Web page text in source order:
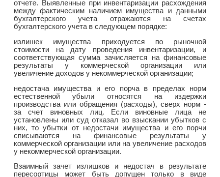
отчете. Выявленные при инвентаризации расхождения
между фактическим наличием имущества и данными
бухгалтерского учета отражаются на счетах
бухгалтерского учета в следующем порядке:
излишек имущества приходуется по рыночной
стоимости на дату проведения инвентаризации, и
соответствующая сумма зачисляется на финансовые
результаты у коммерческой организации или
увеличение доходов у некоммерческой организации;
недостача имущества и его порча в пределах норм
естественной убыли относятся на издержки
производства или обращения (расходы), сверх норм -
за счет виновных лиц. Если виновные лица не
установлены или суд отказал во взыскании убытков с
них, то убытки от недостачи имущества и его порчи
списываются на финансовые результаты у
коммерческой организации или на увеличение расходов
у некоммерческой организации.
Взаимный зачет излишков и недостач в результате
пересортицы может быть допущен только в виде